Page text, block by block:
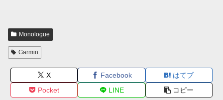
Monologue
Garmin
X Facebook
はてブ
Pocket
LINE コピー